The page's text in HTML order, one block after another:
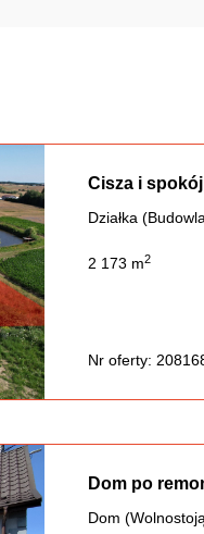
Cisza i
Działka
2 173 m2
Nr oferty:
Dom po
Dom